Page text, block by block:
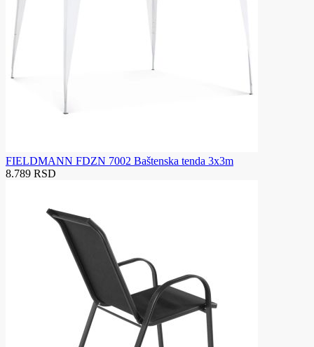
FIELDMANN FDZN 7002 Baštenska tenda 3x3m
8.789 RSD